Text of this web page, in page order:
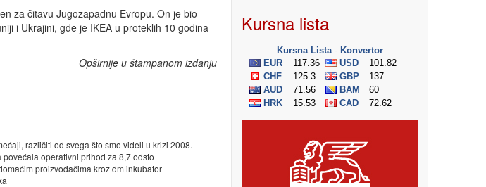
za čitavu Jugozapadnu Evropu. On je bio
i Ukrajini, gde je IKEA u proteklih 10 godina
Opširnije u štampanom izdanju
različiti od svega što smo videli u krizi 2008.
povećala operativni prihod za 8,7 odsto
proizvođačima kroz dm inkubator
Kursna lista